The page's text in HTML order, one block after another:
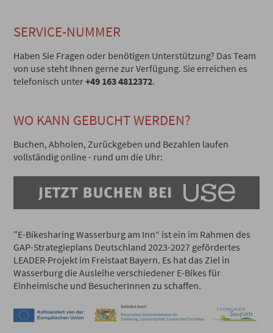
SERVICE-NUMMER
Haben Sie Fragen oder benötigen Unterstützung? Das Team
von use steht Ihnen gerne zur Verfügung. Sie erreichen es
telefonisch unter+49 163 4812372.
WO KANN GEBUCHT WERDEN?
Buchen, Abholen, Zurückgeben und Bezahlen laufen
vollständig online - rund um die Uhr:
"E-Bikesharing Wasserburg am Inn“ ist ein im Rahmen des
GAP-Strategieplans Deutschland 2023-2027 gefördertes
LEADER-Projekt im Freistaat Bayern. Es hat das Ziel in
Wasserburg die Ausleihe verschiedener E-Bikes für
Einheimische und BesucherInnen zu schaffen.